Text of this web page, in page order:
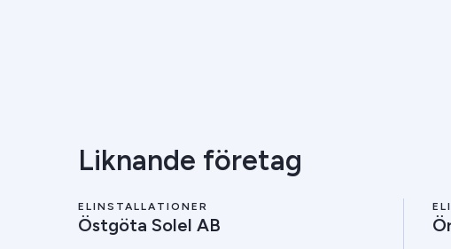
Liknande företag
ELINSTALLATIONER
Östgöta Solel AB